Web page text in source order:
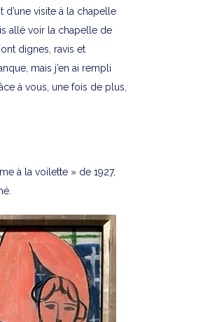
d’une visite à la chapelle
allé voir la chapelle de
dignes, ravis et
mais j’en ai rempli
à vous, une fois de plus,
à la voilette » de 1927,